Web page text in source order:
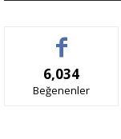
6,034
Beğenenler